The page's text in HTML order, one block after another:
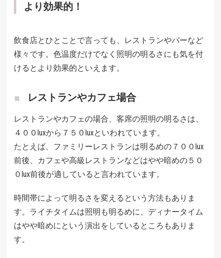
より効果的！
飲食店とひとことで言っても、レストランやバーなど
様々です。色温度だけでなく照明の明るさにも気を付
けるとより効果的といえます。
レストランやカフェ場合
レストランやカフェの場合、客席の照明の明るさは、
４００luxから７５０luxといわれています。
たとえば、ファミリーレストランは明るめの７００lux
前後、カフェや高級レストランなどはやや暗めの５０
０lux前後が適していると言われています。
時間帯によって明るさを変えるという方法もありま
す。ライチタイムは照明も明るめに、ディナータイム
はやや暗めにという演出をしているところもありま
す。